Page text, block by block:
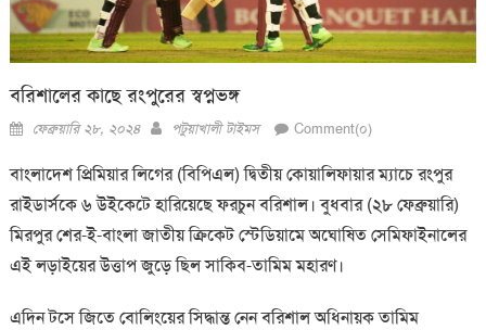
বরিশালের কাছে রংপুরের স্বপ্নভঙ্গ
Posted
ফেব্রুয়ারি ২৮, ২০২৪ Author
পটুয়াখালী টাইমস Comment(০)
বাংলাদেশ প্রিমিয়ার লিগের (বিপিএল) দ্বিতীয় কোয়ালিফায়ার ম্যাচে রংপুর
রাইডার্সকে ৬ উইকেটে হারিয়েছে ফরচুন বরিশাল। বুধবার (২৮ ফেব্রুয়ারি)
মিরপুর শের-ই-বাংলা জাতীয় ক্রিকেট স্টেডিয়ামে অঘোষিত সেমিফাইনালের
এই লড়াইয়ের উত্তাপ জুড়ে ছিল সাকিব-তামিম মহারণ।
এদিন টসে জিতে বোলিংয়ের সিদ্ধান্ত নেন বরিশাল অধিনায়ক তামিম